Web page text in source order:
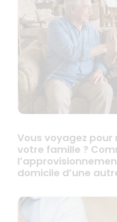
Vous voyagez
votre famille ?
domicile d’une